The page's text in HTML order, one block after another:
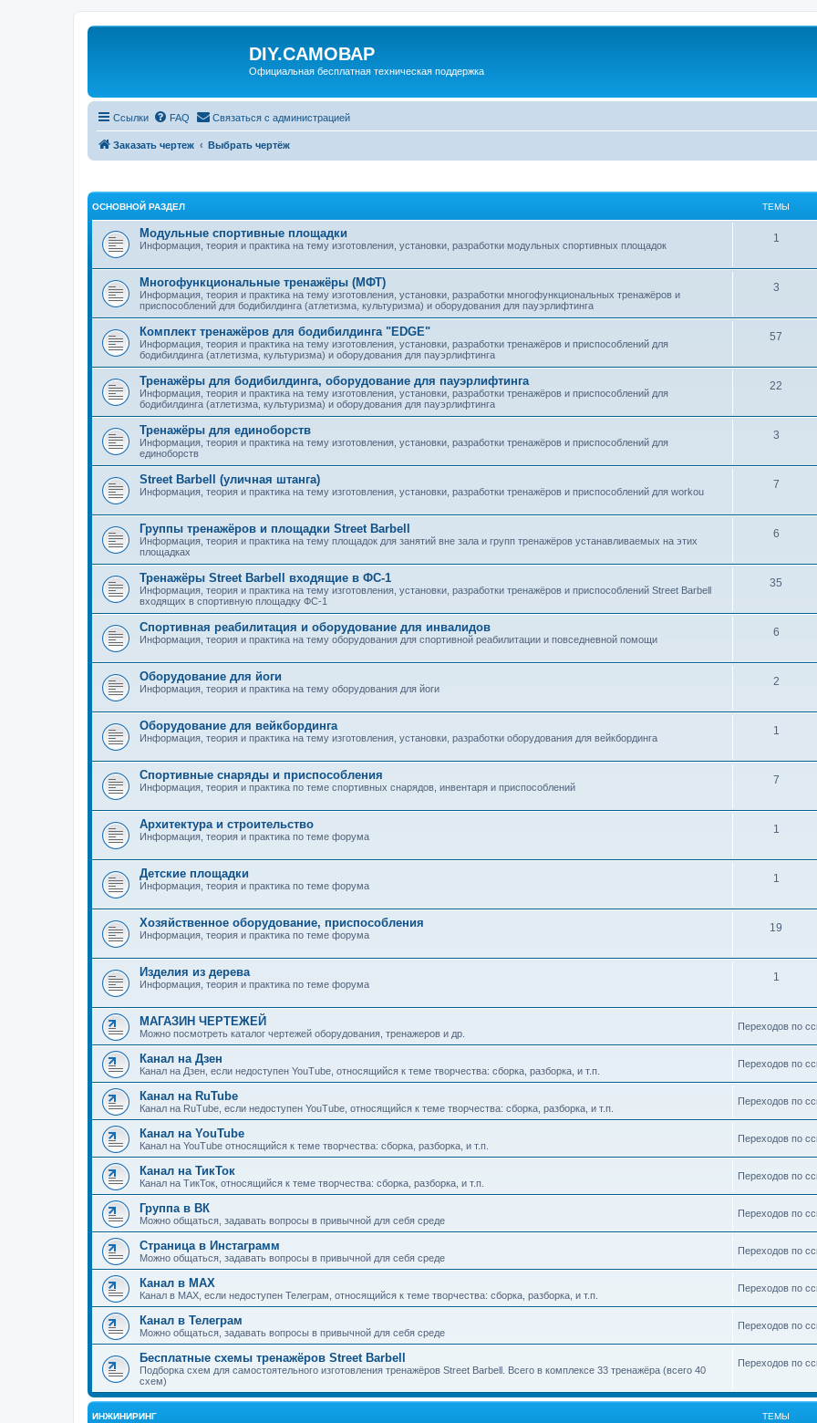
DIY.САМОВАР
Официальная бесплатная техническая поддержка
Ссылки FAQ Связаться с администрацией
Заказать чертеж Выбрать чертёж
ОСНОВНОЙ РАЗДЕЛ ТЕМЫ
Модульные спортивные площадки
Информация, теория и практика на тему изготовления, установки, разработки модульных спортивных площадок
1
Многофункциональные тренажёры (МФТ)
Информация, теория и практика на тему изготовления, установки, разработки многофункциональных тренажёров и
приспособлений для бодибилдинга (атлетизма, культуризма) и оборудования для пауэрлифтинга
3
Комплект тренажёров для бодибилдинга "EDGE"
Информация, теория и практика на тему изготовления, установки, разработки тренажёров и приспособлений для
бодибилдинга (атлетизма, культуризма) и оборудования для пауэрлифтинга
57
Тренажёры для бодибилдинга, оборудование для пауэрлифтинга
Информация, теория и практика на тему изготовления, установки, разработки тренажёров и приспособлений для
бодибилдинга (атлетизма, культуризма) и оборудования для пауэрлифтинга
22
Тренажёры для единоборств
Информация, теория и практика на тему изготовления, установки, разработки тренажёров и приспособлений для
единоборств
3
Street Barbell (уличная штанга)
Информация, теория и практика на тему изготовления, установки, разработки тренажёров и приспособлений для workou
7
Группы тренажёров и площадки Street Barbell
Информация, теория и практика на тему площадок для занятий вне зала и групп тренажёров устанавливаемых на этих
площадках
6
Тренажёры Street Barbell входящие в ФС-1
Информация, теория и практика на тему изготовления, установки, разработки тренажёров и приспособлений Street Barbell
входящих в спортивную площадку ФС-1
35
Спортивная реабилитация и оборудование для инвалидов
Информация, теория и практика на тему оборудования для спортивной реабилитации и повседневной помощи
6
Оборудование для йоги
Информация, теория и практика на тему оборудования для йоги
2
Оборудование для вейкбординга
Информация, теория и практика на тему изготовления, установки, разработки оборудования для вейкбординга
1
Спортивные снаряды и приспособления
Информация, теория и практика по теме спортивных снарядов, инвентаря и приспособлений
7
Архитектура и строительство
Информация, теория и практика по теме форума
1
Детские площадки
Информация, теория и практика по теме форума
1
Хозяйственное оборудование, приспособления
Информация, теория и практика по теме форума
19
Изделия из дерева
Информация, теория и практика по теме форума
1
МАГАЗИН ЧЕРТЕЖЕЙ
Можно посмотреть каталог чертежей оборудования, тренажеров и др.
Переходов по
Канал на Дзен
Канал на Дзен, если недоступен YouTube, относящийся к теме творчества: сборка, разборка, и т.п.
Переходов по
Канал на RuTube
Канал на RuTube, если недоступен YouTube, относящийся к теме творчества: сборка, разборка, и т.п.
Переходов по
Канал на YouTube
Канал на YouTube относящийся к теме творчества: сборка, разборка, и т.п.
Переходов по
Канал на ТикТок
Канал на ТикТок, относящийся к теме творчества: сборка, разборка, и т.п.
Переходов по
Группа в ВК
Можно общаться, задавать вопросы в привычной для себя среде
Переходов по
Страница в Инстаграмм
Можно общаться, задавать вопросы в привычной для себя среде
Переходов по
Канал в MAX
Канал в MAX, если недоступен Телеграм, относящийся к теме творчества: сборка, разборка, и т.п.
Переходов по
Канал в Телеграм
Можно общаться, задавать вопросы в привычной для себя среде
Переходов по
Бесплатные схемы тренажёров Street Barbell
Подборка схем для самостоятельного изготовления тренажёров Street Barbell. Всего в комплексе 33 тренажёра (всего 40
схем)
Переходов по
ИНЖИНИРИНГ ТЕМЫ